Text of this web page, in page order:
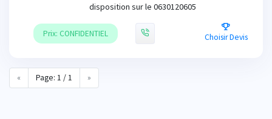
disposition sur le 0630120605
Prix: CONFIDENTIEL Choisir Devis
« Page: 1 / 1 »